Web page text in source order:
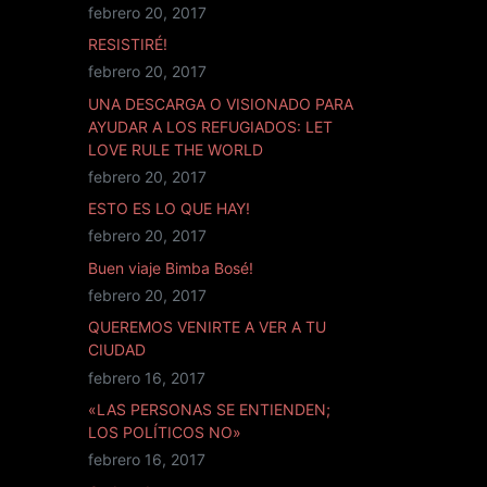
febrero 20, 2017
RESISTIRÉ!
febrero 20, 2017
UNA DESCARGA O VISIONADO PARA
AYUDAR A LOS REFUGIADOS: LET
LOVE RULE THE WORLD
febrero 20, 2017
ESTO ES LO QUE HAY!
febrero 20, 2017
Buen viaje Bimba Bosé!
febrero 20, 2017
QUEREMOS VENIRTE A VER A TU
CIUDAD
febrero 16, 2017
«LAS PERSONAS SE ENTIENDEN;
LOS POLÍTICOS NO»
febrero 16, 2017